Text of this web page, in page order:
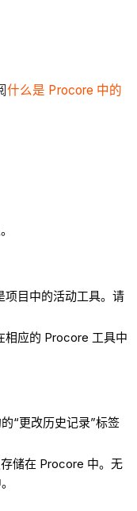
什么是 Procore 中的
项目中的活动工具。请
相应的 Procore 工具中
“更改历史记录”标签
储在 Procore 中。无